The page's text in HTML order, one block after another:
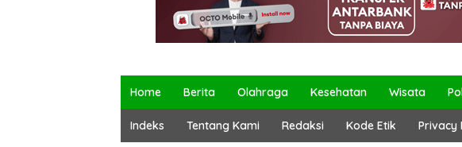
Home Berita Olahraga Kesehatan Wisata
Indeks Tentang Kami Redaksi Kode Etik Privacy